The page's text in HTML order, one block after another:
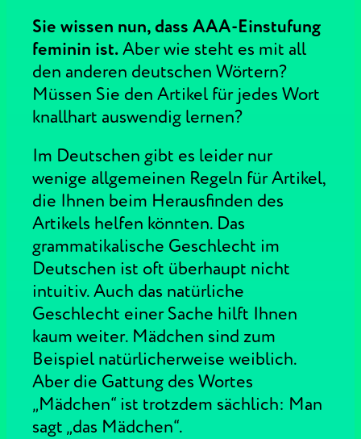
Sie wissen nun, dass AAA-Einstufung
feminin ist.Aber wie steht es mit all
den anderen deutschen Wörtern?
Müssen Sie den Artikel für jedes Wort
knallhart auswendig lernen?
Im Deutschen gibt es leider nur
wenige allgemeinen Regeln für Artikel,
die Ihnen beim Herausfinden des
Artikels helfen könnten. Das
grammatikalische Geschlecht im
Deutschen ist oft überhaupt nicht
intuitiv. Auch das natürliche
Geschlecht einer Sache hilft Ihnen
kaum weiter. Mädchen sind zum
Beispiel natürlicherweise weiblich.
Aber die Gattung des Wortes
„Mädchen“ ist trotzdem sächlich: Man
sagt „das Mädchen“.